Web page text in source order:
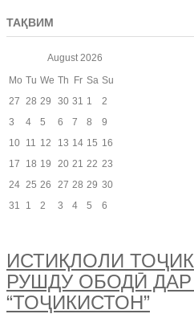
ТАҚВИМ
August 2026
Mo Tu We Th Fr Sa Su
27 28 29 30 31 1
2
3
4 5 6 7 8
9
10 11 12 13 14 15 16
17
18 19 20 21 22 23
24 25 26 27 28 29 30
31
1 2 3 4 5 6
ИСТИҚЛОЛИ
РУШДУ ОБОДӢ
“ТОҶИКИСТОН”